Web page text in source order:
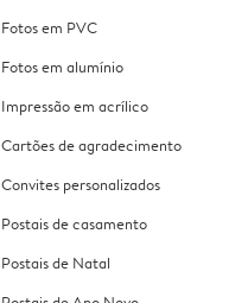
Fotos em PVC
Fotos em alumínio
Impressão em acrílico
Cartões de agradecimento
Convites personalizados
Postais de casamento
Postais de Natal